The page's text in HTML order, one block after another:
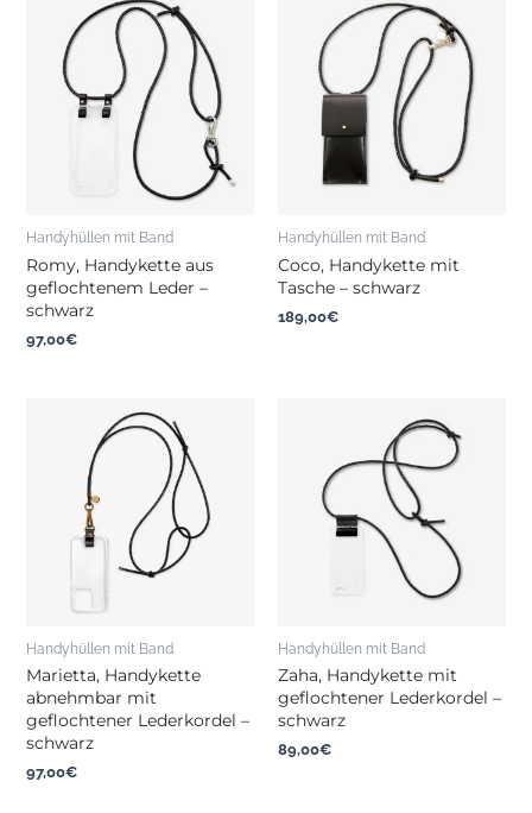
Handyhüllen mit Band
Romy, Handykette aus
geflochtenem Leder –
schwarz
97,00€
Handyhüllen mit Band
Coco, Handykette mit
Tasche – schwarz
189,00€
Handyhüllen mit Band
Marietta, Handykette
abnehmbar mit
geflochtener Lederkordel –
schwarz
97,00€
Handyhüllen mit Band
Zaha, Handykette mit
geflochtener Lederkordel –
schwarz
89,00€